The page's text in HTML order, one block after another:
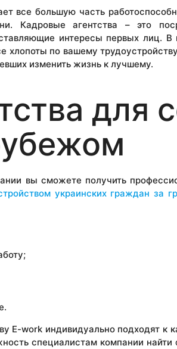
все большую часть
Кадровые агентства – это
интересы первых лиц.
хлопоты по вашему
изменить жизнь к лучшему.
для
вы сможете получить
украинских граждан за
E-work индивидуально подходят
специалистам компании